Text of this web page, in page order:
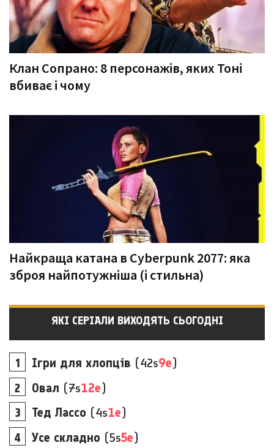
Клан Сопрано: 8 персонажів, яких Тоні
вбиває і чому
Найкраща катана в Cyberpunk 2077: яка
зброя найпотужніша (і стильна)
ЯКІ СЕРІАЛИ ВИХОДЯТЬ СЬОГОДНІ
Ігри для хлопців (42s9e)
Овал (7s12e)
Тед Лассо (4s1e)
Усе складно (5s5e)